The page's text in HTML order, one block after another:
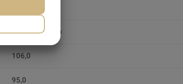
0 – 2.700 /min
106,0
95,0